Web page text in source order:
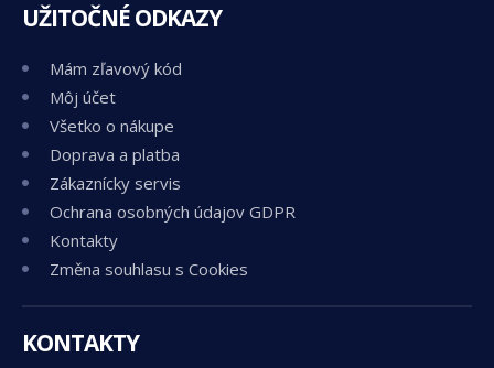
UŽITOČNÉ ODKAZY
Mám zľavový kód
Môj účet
Všetko o nákupe
Doprava a platba
Zákaznícky servis
Ochrana osobných údajov GDPR
Kontakty
Změna souhlasu s Cookies
KONTAKTY